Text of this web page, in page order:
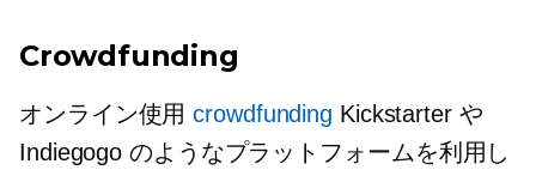
Crowdfunding
オンライン使用crowdfunding Kickstarter や
Indiegogo のようなプラットフォームを利用し